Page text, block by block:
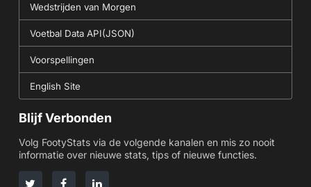
Wedstrijden van Morgen
Voetbal Data API(JSON)
Voorspellingen
English Site
Blijf Verbonden
Volg FootyStats via de volgende kanalen en mis zo nooit
informatie over nieuwe stats, tips of nieuwe functies.